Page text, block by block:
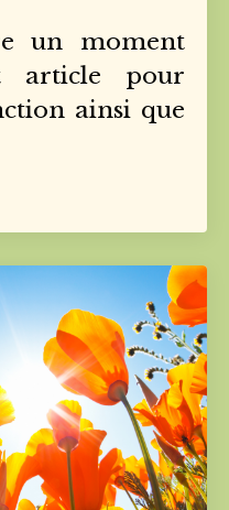
un moment
article pour
ainsi que